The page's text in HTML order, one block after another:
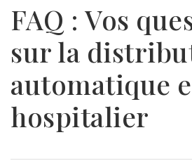
FAQ : Vos
sur la
automatique
hospitalier